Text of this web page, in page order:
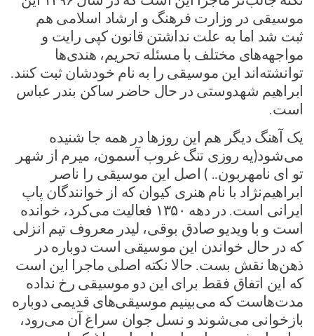
موسیقی در وزارت فرهنگ و ارشاد اسلامی هم
ثبت شد اما به علت نداشتن قانون کپی رایت و
مواجهه‌های مختلف با مسئله تحریم، هندی‌ها
توانشته‌اند این موسیقی را به نام خودشان ثبت کنند.
ابراهیم شهدوستی در حال حاضر ساکن بندر عباس
است.
یک آهنگ دیگر هم این روزها در همه جا شنیده
می‌شود(یه روزی تنگ غروب آسمون، میرم از شهر
تو ای نامهربون.. ) اصل این موسیقی را ناصر
ابراهیم‌نژاد با نام هنری کیوان که از خوانندگان پاپ
ایرانی است. در دهه ۱۳۵۰ فعالیت می‌کرد، خوانده
است و با ویدیو صادق بوقی، لیدر معروف تیم انزلی
که در حال خواندن این موسیقی است دوباره در
ذهن‌ها نقش بست. حالا نکته اصلی ماجرا این است
که این اتفاق فقط برای این دو موسیقی رخ نداده
مدت‌هاست که می‌بینیم موسیقی‌های قدیمی دوباره
بازخوانی می‌شوند و نسل جوان سراغ آن می‌رود،